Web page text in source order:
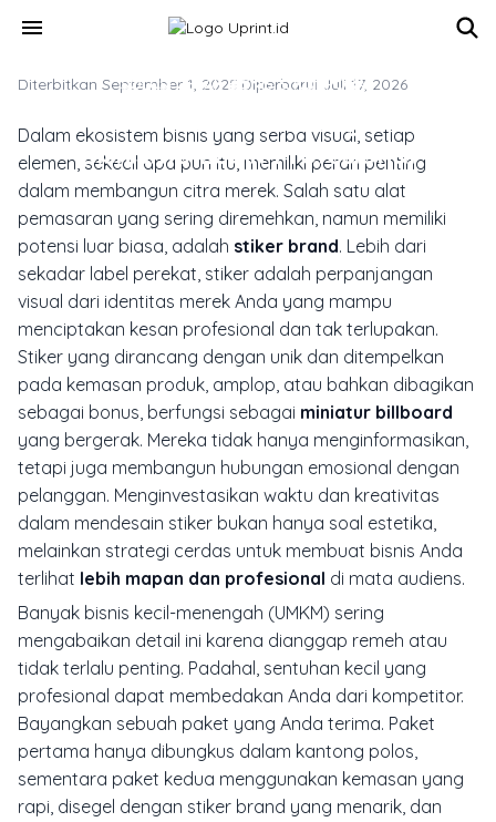
menu
SOLUSI CETAK BISNIS & KORPORAT
Stiker Brand Unik Yang Bikin
Bisnismu Lebih Profesional
Diterbitkan September 1, 2025 Diperbarui Juli 17, 2026
Dalam ekosistem bisnis yang serba visual, setiap
elemen, sekecil apa pun itu, memiliki peran penting
dalam membangun citra merek. Salah satu alat
pemasaran yang sering diremehkan, namun memiliki
potensi luar biasa, adalah stiker brand. Lebih dari
sekadar label perekat, stiker adalah perpanjangan
visual dari identitas merek Anda yang mampu
menciptakan kesan profesional dan tak terlupakan.
Stiker yang dirancang dengan unik dan ditempelkan
pada kemasan produk, amplop, atau bahkan dibagikan
sebagai bonus, berfungsi sebagai miniatur billboard
yang bergerak. Mereka tidak hanya menginformasikan,
tetapi juga membangun hubungan emosional dengan
pelanggan. Menginvestasikan waktu dan kreativitas
dalam mendesain stiker bukan hanya soal estetika,
melainkan strategi cerdas untuk membuat bisnis Anda
terlihat lebih mapan dan profesional di mata audiens.
Banyak bisnis kecil-menengah (UMKM) sering
mengabaikan detail ini karena dianggap remeh atau
tidak terlalu penting. Padahal, sentuhan kecil yang
profesional dapat membedakan Anda dari kompetitor.
Bayangkan sebuah paket yang Anda terima. Paket
pertama hanya dibungkus dalam kantong polos,
sementara paket kedua menggunakan kemasan yang
rapi, disegel dengan stiker brand yang menarik, dan